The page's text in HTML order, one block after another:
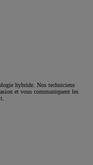
hybride. Nos techniciens
et vous communiquent les